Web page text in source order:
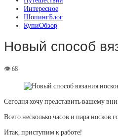
Интересное
ШопингБлог
КупиОбзор
Новый способ
Сегодня хочу представить вашему
Всего несколько часов и пара
Итак, приступим к работе!